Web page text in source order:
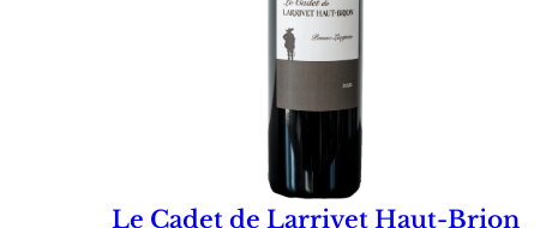
Le Cadet de Larrivet Haut-Brion